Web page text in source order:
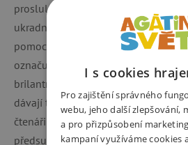
proslulou lupičkou šperků. 2) Celý
ukradnout korunovační klenoty, a
pomoc! Britského autora dětských
označují kritici za nového Roalda
brilantní příběhy s překvapivou
dávají tomuto označení za pravdu.
čtenáři dostává Babička drsňačka.
předsudcích a toleranci, o
I s cookies
Pro zajištění správného
webu, jeho další zlepšování,
a pro přizpůsobení
kampaní využíváme cookies